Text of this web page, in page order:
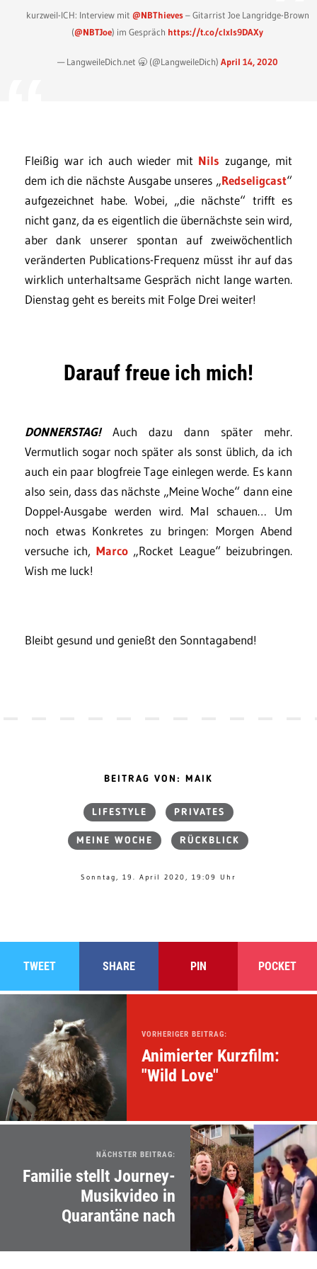
kurzweil-ICH: Interview mit @NBThieves– Gitarrist Joe Langridge-Brown
(@NBTJoe) im Gespräch https://t.co/clxls9DAXy
— LangweileDich.net 🥱 (@LangweileDich) April 14, 2020
Fleißig war ich auch wieder mit Nils zugange, mit
dem ich die nächste Ausgabe unseres „Redseligcast“
aufgezeichnet habe. Wobei, „die nächste“ trifft es
nicht ganz, da es eigentlich die übernächste sein wird,
aber dank unserer spontan auf zweiwöchentlich
veränderten Publications-Frequenz müsst ihr auf das
wirklich unterhaltsame Gespräch nicht lange warten.
Dienstag geht es bereits mit Folge Drei weiter!
Darauf freue ich mich!
DONNERSTAG!Auch dazu dann später mehr.
Vermutlich sogar noch später als sonst üblich, da ich
auch ein paar blogfreie Tage einlegen werde. Es kann
also sein, dass das nächste „Meine Woche“ dann eine
Doppel-Ausgabe werden wird. Mal schauen… Um
noch etwas Konkretes zu bringen: Morgen Abend
versuche ich, Marco„Rocket League“ beizubringen.
Wish me luck!
Bleibt gesund und genießt den Sonntagabend!
BEITRAG VON: MAIK
LIFESTYLE PRIVATES
MEINE WOCHE RÜCKBLICK
Sonntag, 19. April 2020, 19:09 Uhr
TWEET SHARE PIN POCKET
VORHERIGER BEITRAG:
Animierter Kurzfilm:
"Wild Love"
NÄCHSTER BEITRAG:
Familie stellt Journey-
Musikvideo in
Quarantäne nach